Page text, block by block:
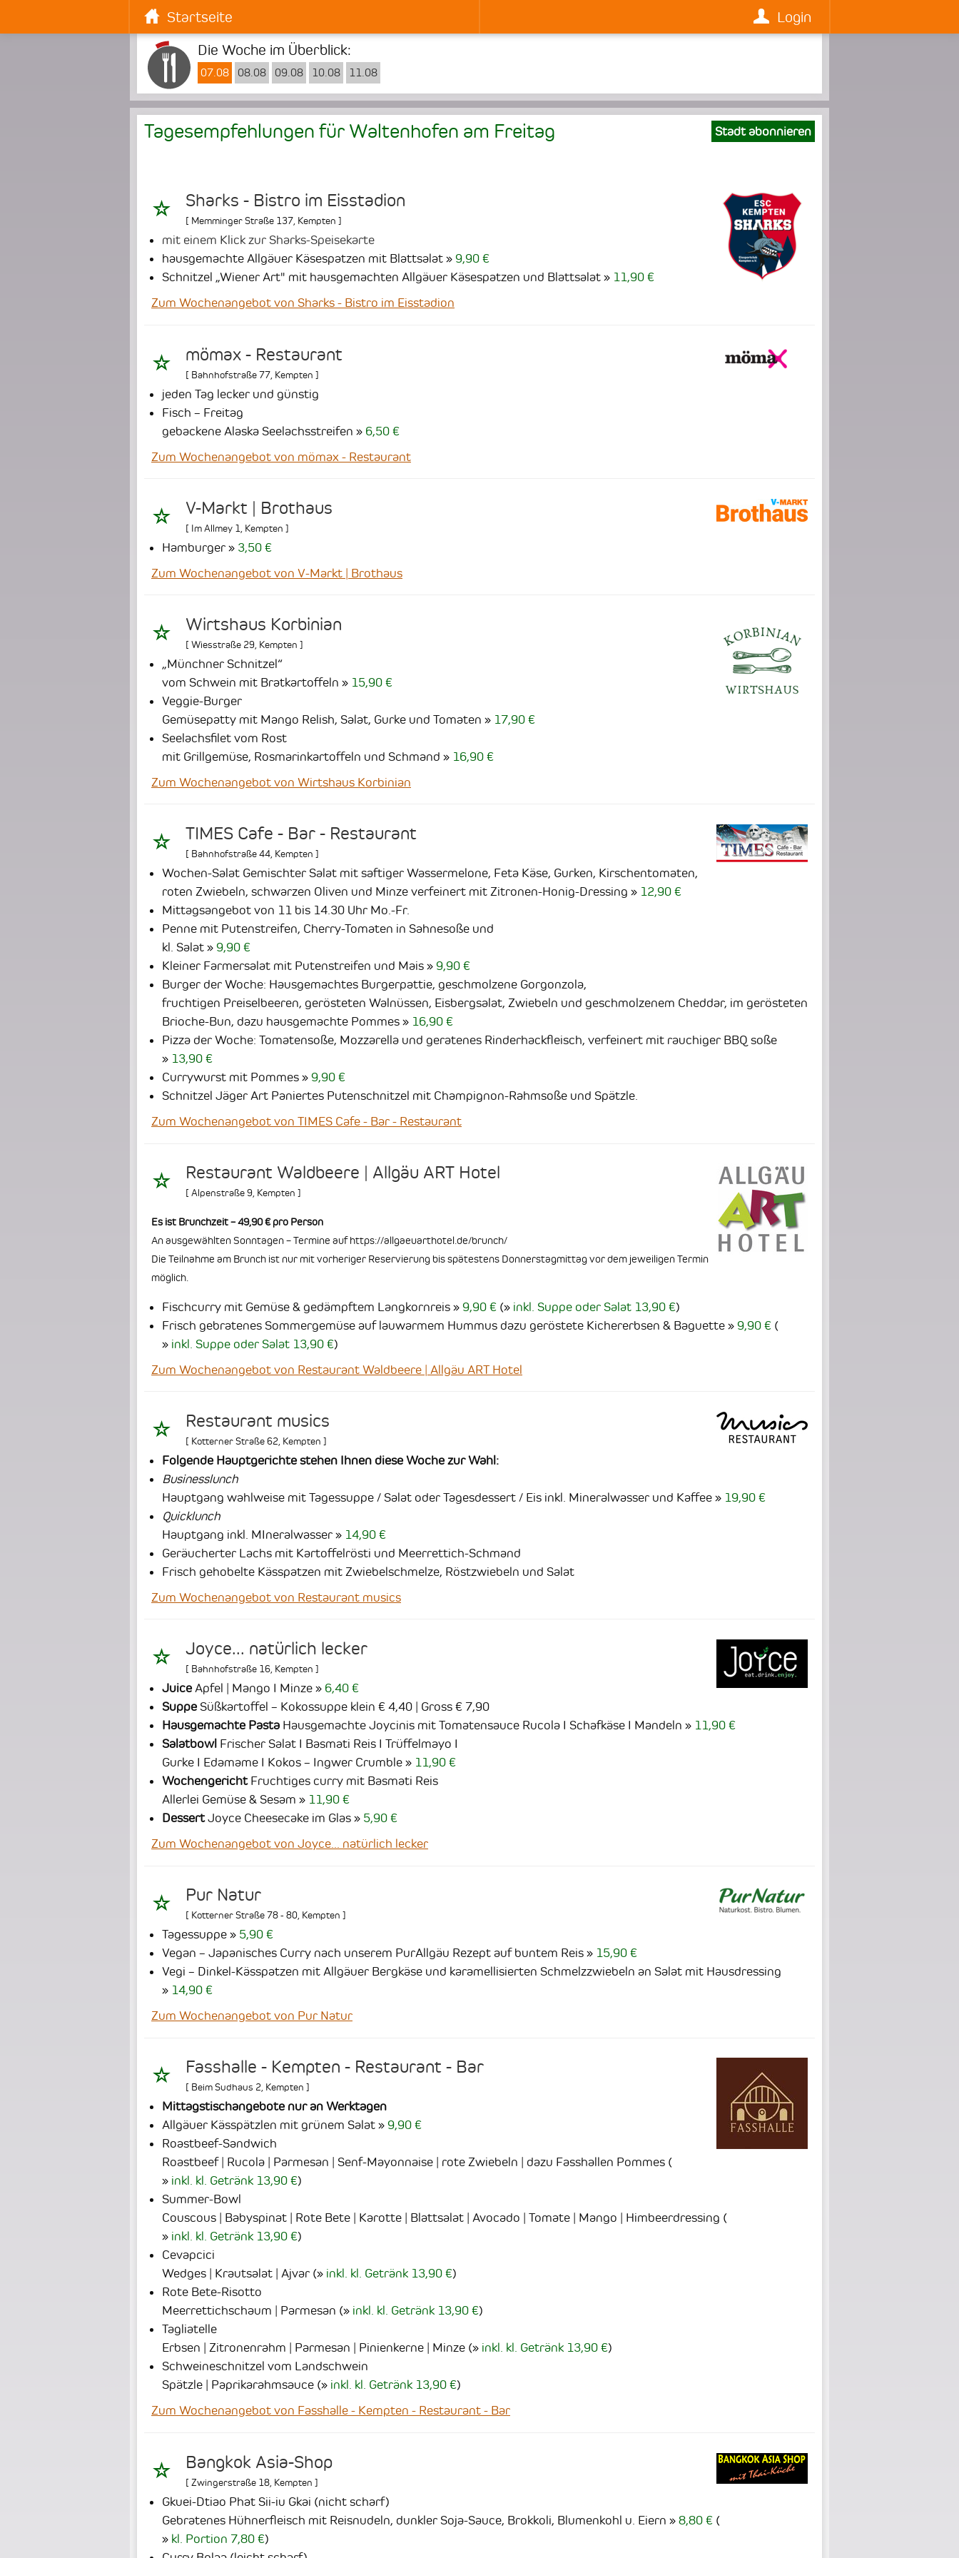
Startseite
Login
Die Woche im Überblick:
07.08 08.08 09.08 10.08 11.08
Stadt abonnieren
Tagesempfehlungen für Waltenhofen am Freitag
Sharks - Bistro im Eisstadion
[ Memminger Straße 137, Kempten ]
mit einem Klick zur Sharks-Speisekarte
hausgemachte Allgäuer Käsespatzen mit Blattsalat
9,90 €
Schnitzel „Wiener Art" mit hausgemachten Allgäuer Käsespatzen und Blattsalat
11,90 €
Zum Wochenangebot von Sharks - Bistro im Eisstadion
mömax - Restaurant
[ Bahnhofstraße 77 Kempten ]
jeden Tag lecker und günstig
Fisch – Freitag
gebackene Alaska Seelachsstreifen
6,50 €
Zum Wochenangebot von mömax - Restaurant
V-Markt | Brothaus
[ Im Allmey 1 Kempten ]
Hamburger
3,50 €
Zum Wochenangebot von V-Markt | Brothaus
Wirtshaus Korbinian
[ Wiesstraße 29 Kempten ]
„Münchner Schnitzel“
vom Schwein mit Bratkartoffeln
15,90 €
Veggie-Burger
Gemüsepatty mit Mango Relish, Salat, Gurke und Tomaten
17,90 €
Seelachsfilet vom Rost
mit Grillgemüse, Rosmarinkartoffeln und Schmand
16,90 €
Zum Wochenangebot von Wirtshaus Korbinian
TIMES Cafe - Bar - Restaurant
[ Bahnhofstraße 44 Kempten ]
Wochen-Salat Gemischter Salat mit saftiger Wassermelone, Feta Käse, Gurken, Kirschentomaten,
roten Zwiebeln, schwarzen Oliven und Minze verfeinert mit Zitronen-Honig-Dressing
12,90 €
Mittagsangebot von 11 bis 14.30 Uhr Mo.-Fr.
Penne mit Putenstreifen, Cherry-Tomaten in Sahnesoße und
kl. Salat
9,90 €
Kleiner Farmersalat mit Putenstreifen und Mais
9,90 €
Burger der Woche: Hausgemachtes Burgerpattie, geschmolzene Gorgonzola,
fruchtigen Preiselbeeren, gerösteten Walnüssen, Eisbergsalat, Zwiebeln und geschmolzenem Cheddar, im gerösteten
Brioche-Bun, dazu hausgemachte Pommes
16,90 €
Pizza der Woche: Tomatensoße, Mozzarella und geratenes Rinderhackfleisch, verfeinert mit rauchiger BBQ soße
13,90 €
Currywurst mit Pommes
9,90 €
Schnitzel Jäger Art Paniertes Putenschnitzel mit Champignon-Rahmsoße und Spätzle.
Zum Wochenangebot von TIMES Cafe - Bar - Restaurant
Restaurant Waldbeere | Allgäu ART Hotel
[ Alpenstraße 9, Kempten ]
Es ist Brunchzeit – 49,90 € pro Person
An ausgewählten Sonntagen – Termine auf https://allgaeuarthotel.de/brunch/
Die Teilnahme am Brunch ist nur mit vorheriger Reservierung bis spätestens Donnerstagmittag vor dem jeweiligen Termin
möglich.
Fischcurry mit Gemüse & gedämpftem Langkornreis 9,90 € ( inkl. Suppe oder Salat 13,90 €)
Frisch gebratenes Sommergemüse auf lauwarmem Hummus dazu geröstete Kichererbsen & Baguette
9,90 € (
inkl. Suppe oder Salat 13,90 €)
Zum Wochenangebot von Restaurant Waldbeere | Allgäu ART Hotel
Restaurant musics
[ Kotterner Straße 62 Kempten ]
Folgende Hauptgerichte stehen Ihnen diese Woche zur Wahl:
Businesslunch
Hauptgang wahlweise mit Tagessuppe / Salat oder Tagesdessert / Eis inkl. Mineralwasser und Kaffee
19,90 €
Quicklunch
Hauptgang inkl. MIneralwasser
14,90 €
Geräucherter Lachs mit Kartoffelrösti und Meerrettich-Schmand
Frisch gehobelte Kässpatzen mit Zwiebelschmelze, Röstzwiebeln und Salat
Zum Wochenangebot von Restaurant musics
Joyce... natürlich lecker
[ Bahnhofstraße 16 Kempten ]
JuiceApfel | Mango I Minze
6,40 €
SuppeSüßkartoffel – Kokossuppe klein € 4,40 | Gross € 7,90
Hausgemachte Pasta Hausgemachte Joycinis mit Tomatensauce Rucola I Schafkäse I Mandeln
11,90 €
Salatbowl Frischer Salat I Basmati Reis I Trüffelmayo I
Gurke I Edamame I Kokos – Ingwer Crumble
11,90 €
WochengerichtFruchtiges curry mit Basmati Reis
Allerlei Gemüse & Sesam
11,90 €
DessertJoyce Cheesecake im Glas
5,90 €
Zum Wochenangebot von Joyce... natürlich lecker
Pur Natur
[ Kotterner Straße 78 - 80 Kempten ]
Tagessuppe
5,90 €
Vegan – Japanisches Curry nach unserem PurAllgäu Rezept auf buntem Reis
15,90 €
Vegi – Dinkel-Kässpatzen mit Allgäuer Bergkäse und karamellisierten Schmelzzwiebeln an Salat mit Hausdressing
14,90 €
Zum Wochenangebot von Pur Natur
Fasshalle - Kempten - Restaurant - Bar
[ Beim Sudhaus 2, Kempten ]
Mittagstischangebote nur an Werktagen
Allgäuer Kässpätzlen mit grünem Salat
9,90 €
Roastbeef-Sandwich
Roastbeef | Rucola | Parmesan | Senf-Mayonnaise | rote Zwiebeln | dazu Fasshallen Pommes (
inkl. kl. Getränk 13,90 €)
Summer-Bowl
Couscous | Babyspinat | Rote Bete | Karotte | Blattsalat | Avocado | Tomate | Mango | Himbeerdressing (
inkl. kl. Getränk 13,90 €)
Cevapcici
Wedges | Krautsalat | Ajvar ( inkl. kl. Getränk 13,90 €)
Rote Bete-Risotto
Meerrettichschaum | Parmesan ( inkl. kl. Getränk 13,90 €)
Tagliatelle
Erbsen | Zitronenrahm | Parmesan | Pinienkerne | Minze ( inkl. kl. Getränk 13,90 €)
Schweineschnitzel vom Landschwein
Spätzle | Paprikarahmsauce ( inkl. kl. Getränk 13,90 €)
Zum Wochenangebot von Fasshalle - Kempten - Restaurant - Bar
Bangkok Asia-Shop
[ Zwingerstraße 18 Kempten ]
Gkuei-Dtiao Phat Sii-iu Gkai (nicht scharf)
Gebratenes Hühnerfleisch mit Reisnudeln, dunkler Soja-Sauce, Brokkoli, Blumenkohl u. Eiern
8,80 € (
kl. Portion 7,80 €)